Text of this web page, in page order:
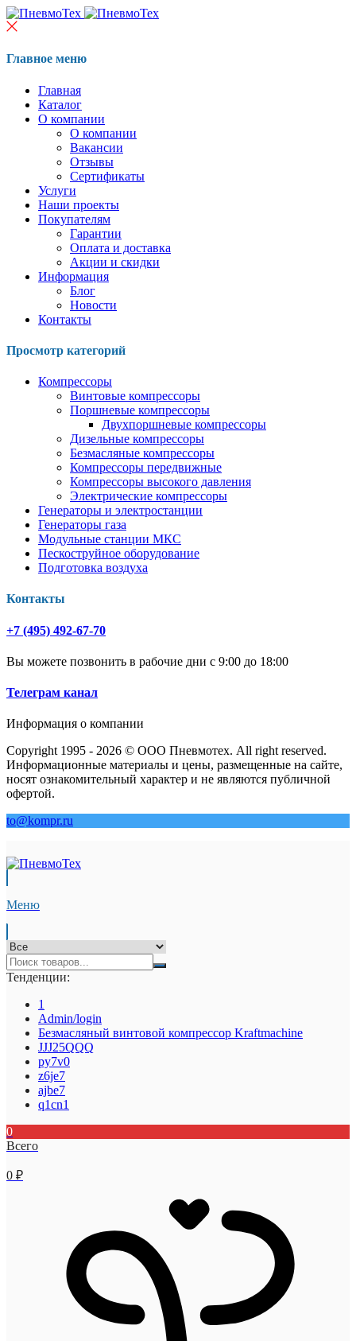
Главное меню
Главная
Каталог
О компании
О компании
Вакансии
Отзывы
Сертификаты
Услуги
Наши проекты
Покупателям
Гарантии
Оплата и доставка
Акции и скидки
Информация
Блог
Новости
Контакты
Просмотр категорий
Компрессоры
Винтовые компрессоры
Поршневые компрессоры
Двухпоршневые компрессоры
Дизельные компрессоры
Безмасляные компрессоры
Компрессоры передвижные
Компрессоры высокого давления
Электрические компрессоры
Генераторы и электростанции
Генераторы газа
Модульные станции МКС
Пескоструйное оборудование
Подготовка воздуха
Контакты
+7 (495) 492-67-70
Вы можете позвонить в рабочие дни с 9:00 до 18:00
Телеграм канал
Информация о компании
Copyright 1995 - 2026 © ООО Пневмотех. All right reserved.
Информационные материалы и цены, размещенные на сайте,
носят ознакомительный характер и не являются публичной
офертой.
to@kompr.ru
Меню
Тенденции:
1
Admin/login
Безмасляный винтовой компрессор Kraftmaсhine
JJJ25QQQ
py7v0
z6je7
ajbe7
q1cn1
0
Всего
0 ₽